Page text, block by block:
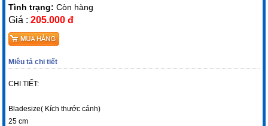
Tình trạng:Còn hàng
Giá :205.000 đ
Miêu tả chi tiết
CHI TIẾT:
Bladesize( Kích thước cánh)
25 cm